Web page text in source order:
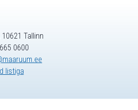
Tallinn
0600
listiga